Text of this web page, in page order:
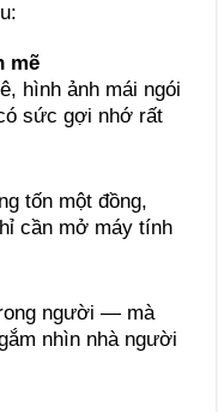
mẽ
hình ảnh mái ngói
sức gợi nhớ rất
tốn một đồng,
cần mở máy tính
người — mà
nhìn nhà người